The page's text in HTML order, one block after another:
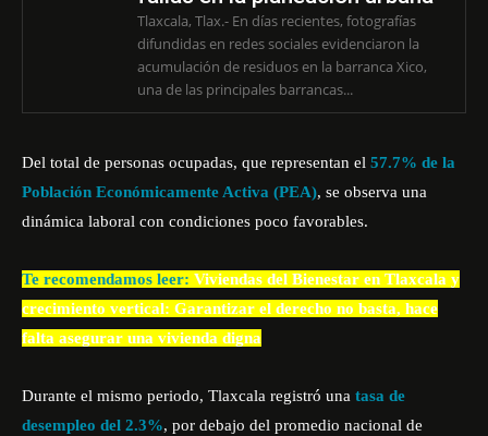
Tlaxcala, Tlax.- En días recientes, fotografías
difundidas en redes sociales evidenciaron la
acumulación de residuos en la barranca Xico,
una de las principales barrancas...
Del total de personas ocupadas, que representan el 57.7% de la
Población Económicamente Activa (PEA), se observa una
dinámica laboral con condiciones poco favorables.
Te recomendamos leer: Viviendas del Bienestar en Tlaxcala y
crecimiento vertical: Garantizar el derecho no basta, hace
falta asegurar una vivienda digna
Durante el mismo periodo, Tlaxcala registró una tasa de
desempleo del 2.3%, por debajo del promedio nacional de